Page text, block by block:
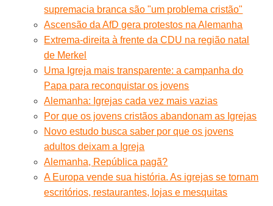
supremacia branca são "um problema cristão"
Ascensão da AfD gera protestos na Alemanha
Extrema-direita à frente da CDU na região natal
de Merkel
Uma Igreja mais transparente: a campanha do
Papa para reconquistar os jovens
Alemanha: Igrejas cada vez mais vazias
Por que os jovens cristãos abandonam as Igrejas
Novo estudo busca saber por que os jovens
adultos deixam a Igreja
Alemanha, República pagã?
A Europa vende sua história. As igrejas se tornam
escritórios, restaurantes, lojas e mesquitas